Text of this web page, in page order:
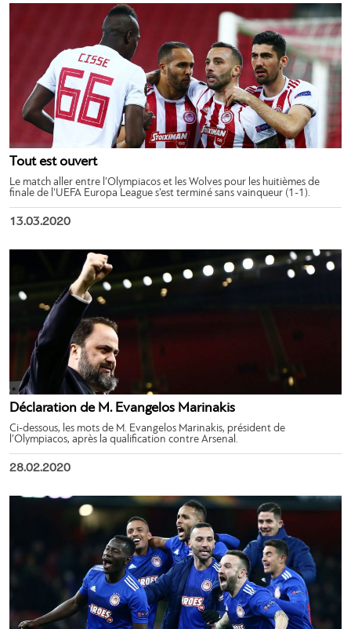
Tout est ouvert
Le match aller entre l’Olympiacos et les Wolves pour les huitièmes de
finale de l’UEFA Europa League s’est terminé sans vainqueur (1-1).
13.03.2020
Déclaration de M. Evangelos Marinakis
Ci-dessous, les mots de M. Evangelos Marinakis, président de
l’Olympiacos, après la qualification contre Arsenal.
28.02.2020